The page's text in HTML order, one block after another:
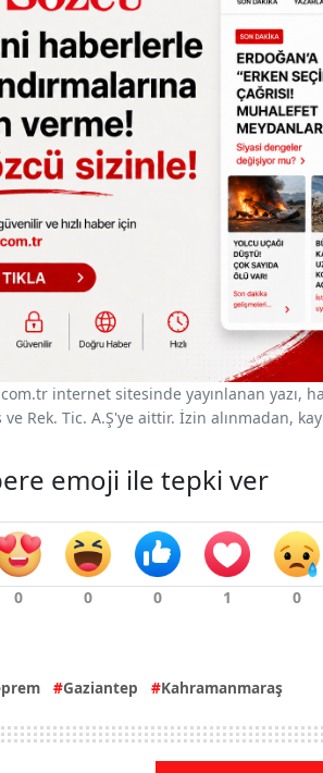
internet sitesinde yayınlanan yazı,
ve Rek. Tic. A.Ş'ye aittir. İzin alınmadan,
emoji ile tepki ver
Gaziantep Kahramanmaraş